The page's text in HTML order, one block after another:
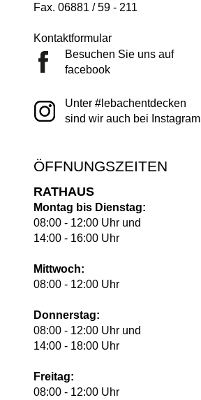
Fax. 06881 / 59 - 211
Kontaktformular
Besuchen Sie uns auf
facebook
Unter #lebachentdecken
sind wir auch bei Instagram
ÖFFNUNGSZEITEN
RATHAUS
Montag bis Dienstag:
08:00 - 12:00 Uhr und
14:00 - 16:00 Uhr
Mittwoch:
08:00 - 12:00 Uhr
Donnerstag:
08:00 - 12:00 Uhr und
14:00 - 18:00 Uhr
Freitag:
08:00 - 12:00 Uhr